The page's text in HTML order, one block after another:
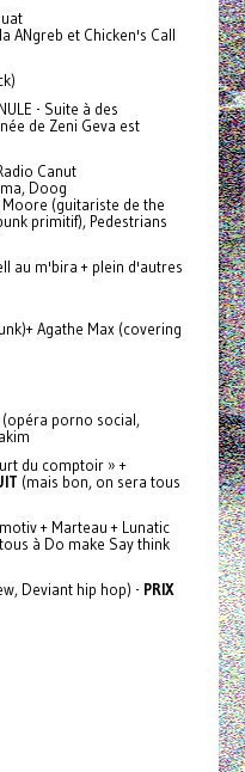
ANgreb et Chicken's Call
- Suite à des
de Zeni Geva est
Canut
Doog
Moore (guitariste de the
primitif), Pedestrians
au m'bira + plein d'autres
Agathe Max (covering
(opéra porno social,
du comptoir » +
(mais bon, on sera tous
+ Marteau + Lunatic
à Do make Say think
Deviant hip hop) - PRIX